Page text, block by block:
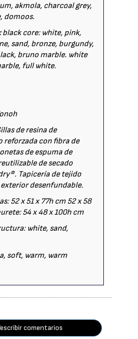
akmola, charcoal grey,
domoos.
black core: white, pink,
sand, bronze, burgundy,
bruno marble. white
full white.
de resina de
reforzada con fibra de
de espuma de
de secado
Tapicería de tejido
desenfundable.
52 x 51 x 77h cm 52 x 58
54 x 48 x 100h cm
white, sand,
soft, warm, warm
comentarios